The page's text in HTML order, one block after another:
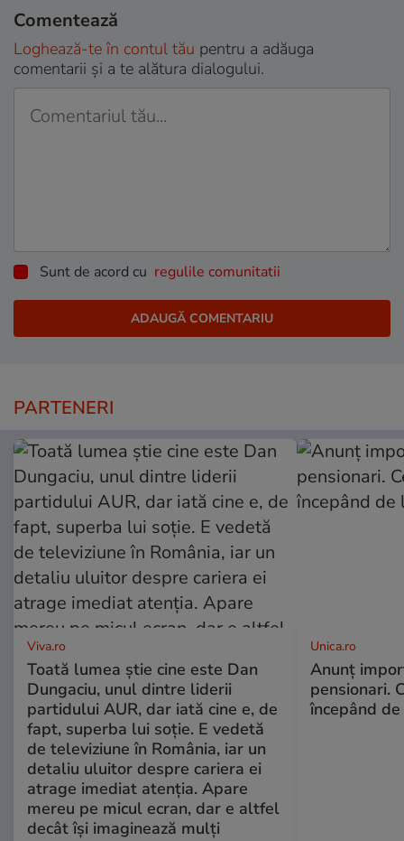
Comentează
Loghează-te în contul tău pentru a adăuga
comentarii și a te alătura dialogului.
Sunt de acord cu regulile comunitatii
PARTENERI
Viva.ro
Toată lumea știe cine este Dan
Dungaciu, unul dintre liderii
partidului AUR, dar iată cine e, de
fapt, superba lui soție. E vedetă
de televiziune în România, iar un
detaliu uluitor despre cariera ei
atrage imediat atenția. Apare
mereu pe micul ecran, dar e altfel
decât își imaginează mulți
Unica.ro
Anunț
pensionari.
începând